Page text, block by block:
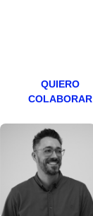
QUIERO
COLABORAR